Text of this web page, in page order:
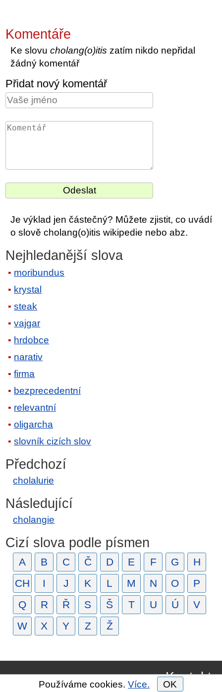
Komentáře
Ke slovucholang(o)itis zatím nikdo nepřidal
žádný komentář
Přidat nový komentář
Je výklad jen částečný? Můžete zjistit, co uvádí
o slově cholang(o)itis wikipedie nebo abz.
Nejhledanější slova
moribundus
krystal
steak
vajgar
hrdobce
narativ
firma
bezprecedentní
relevantní
oligarcha
slovník cizích slov
Předchozí
cholalurie
Následující
cholangie
Cizí slova podle písmen
A B C Č D E F G
H
CH
I J K L M N O
P
Q
R Ř S Š T U Ú
V
W
X Y Z Ž
Kontakt
Používáme cookies. Více. OK